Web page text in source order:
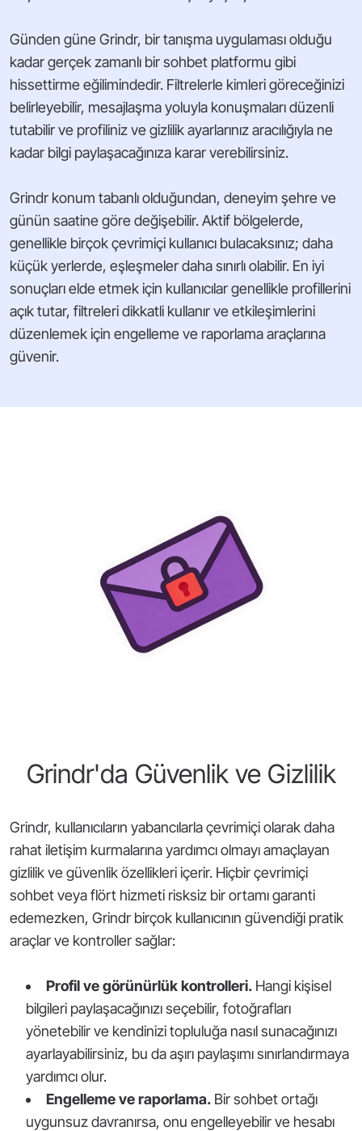
Günden güne Grindr, bir tanışma uygulaması olduğu
kadar gerçek zamanlı bir sohbet platformu gibi
hissettirme eğilimindedir. Filtrelerle kimleri göreceğinizi
belirleyebilir, mesajlaşma yoluyla konuşmaları düzenli
tutabilir ve profiliniz ve gizlilik ayarlarınız aracılığıyla ne
kadar bilgi paylaşacağınıza karar verebilirsiniz.
Grindr konum tabanlı olduğundan, deneyim şehre ve
günün saatine göre değişebilir. Aktif bölgelerde,
genellikle birçok çevrimiçi kullanıcı bulacaksınız; daha
küçük yerlerde, eşleşmeler daha sınırlı olabilir. En iyi
sonuçları elde etmek için kullanıcılar genellikle profillerini
açık tutar, filtreleri dikkatli kullanır ve etkileşimlerini
düzenlemek için engelleme ve raporlama araçlarına
güvenir.
Grindr'da Güvenlik ve Gizlilik
Grindr, kullanıcıların yabancılarla çevrimiçi olarak daha
rahat iletişim kurmalarına yardımcı olmayı amaçlayan
gizlilik ve güvenlik özellikleri içerir. Hiçbir çevrimiçi
sohbet veya flört hizmeti risksiz bir ortamı garanti
edemezken, Grindr birçok kullanıcının güvendiği pratik
araçlar ve kontroller sağlar:
Profil ve görünürlük kontrolleri. Hangi kişisel
bilgileri paylaşacağınızı seçebilir, fotoğrafları
yönetebilir ve kendinizi topluluğa nasıl sunacağınızı
ayarlayabilirsiniz, bu da aşırı paylaşımı sınırlandırmaya
yardımcı olur.
Engelleme ve raporlama. Bir sohbet ortağı
uygunsuz davranırsa, onu engelleyebilir ve hesabı